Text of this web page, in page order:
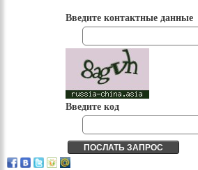
Введите контактные данные
Введите код